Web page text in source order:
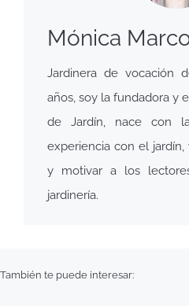
Mónica
Jardinera de vocación
años, soy la fundadora y
de Jardín, nace con
experiencia con el
y motivar a los
jardinería.
También te puede interesar: